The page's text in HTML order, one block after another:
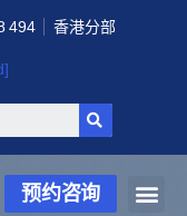
494 香港分部
预约咨询